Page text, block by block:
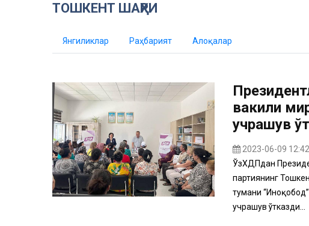
ТОШКЕНТ ШАҲРИ
Янгиликлар Раҳбарият Алоқалар
вакили
учрашув
2023-06-09
ЎзХДПдан
партиянинг
тумани
учрашув ўтказди...